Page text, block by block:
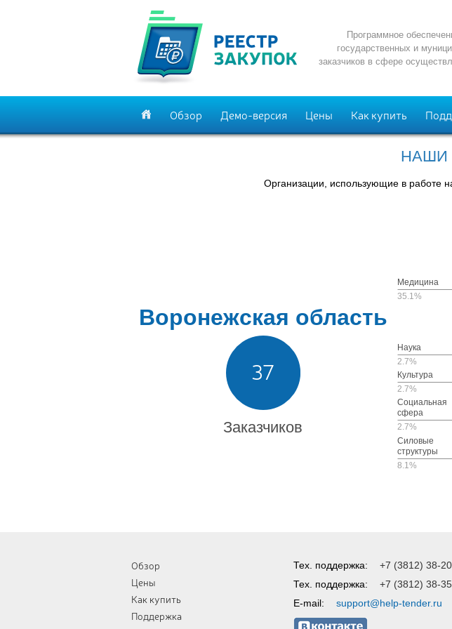
Программное
государственных и
заказчиков в сфере
Обзор Демо-версия Цены Как купить
НАШИ
Организации, использующие в работе
Воронежская область
37
Заказчиков
Медицина
35.1%
Силовые
структуры
8.1%
Социальная
сфера
2.7%
Культура
2.7%
Наука
2.7%
Обзор
Цены
Как купить
Поддержка
Тех. поддержка:
+7 (3812) 38-
Тех. поддержка:
+7 (3812) 38-
E-mail:
support@help-tender.ru